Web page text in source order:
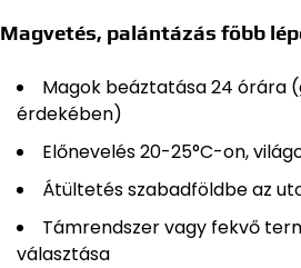
Magvetés, palántázás főbb
Magok beáztatása 24 órára
érdekében)
Előnevelés 20-25°C-on,
Átültetés szabadföldbe az
Támrendszer vagy fekvő
választása